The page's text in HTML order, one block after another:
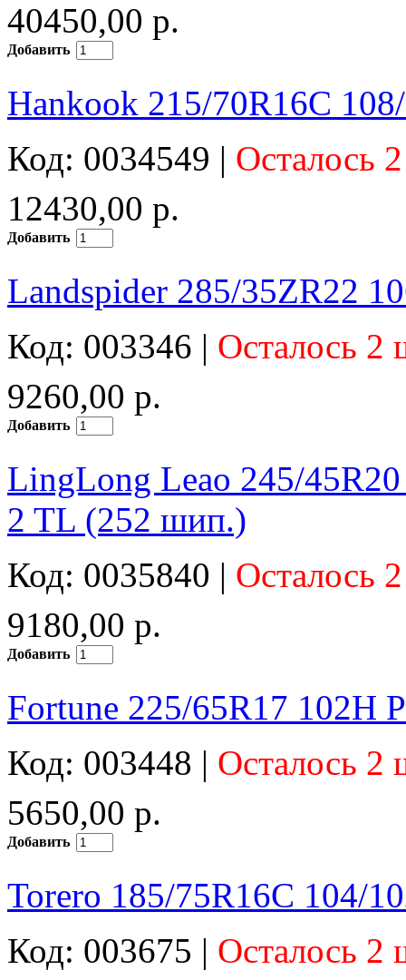
40450,00 р.
Добавить
Hankook 215/70R16C
Код: 0034549 | Осталось
12430,00 р.
Добавить
Landspider 285/35ZR22
Код: 003346 | Осталось 2
9260,00 р.
Добавить
LingLong Leao 245/
2 TL (252 шип.)
Код: 0035840 | Осталось
9180,00 р.
Добавить
Fortune 225/65R17 102H
Код: 003448 | Осталось 2
5650,00 р.
Добавить
Torero 185/75R16C 104/
Код: 003675 | Осталось 2